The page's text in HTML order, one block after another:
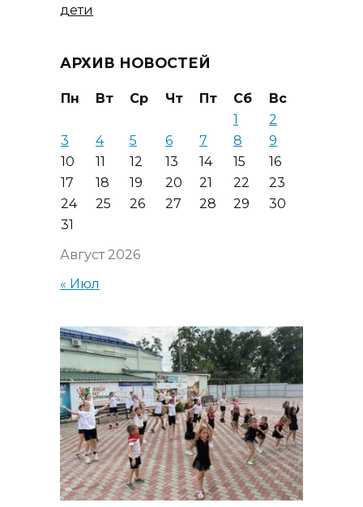
дети
АРХИВ НОВОСТЕЙ
Август 2026
Пн Вт Ср Чт Пт Сб
Вс
1
2
3
4 5 6 7 8
9
10
11 12 13 14 15
16
17
18 19 20 21 22
23
24
25 26 27 28 29
30
31
« Июл